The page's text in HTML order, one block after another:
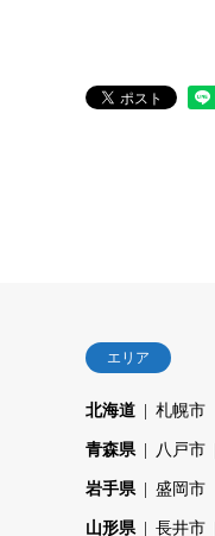
エリア
北海道 札幌市
青森県 八戸市
岩手県 盛岡市
山形県 長井市